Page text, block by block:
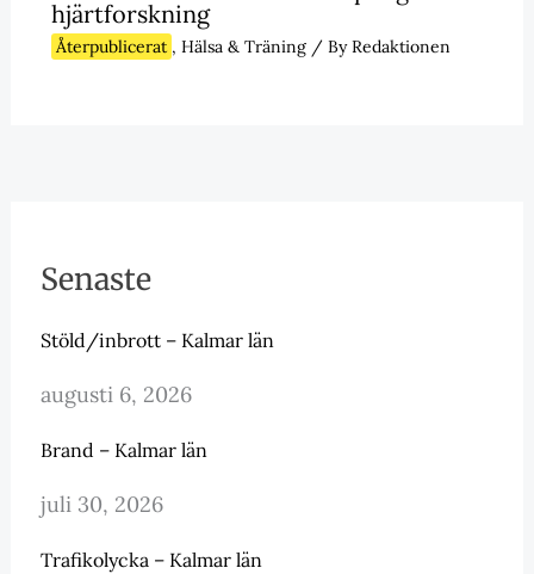
hjärtforskning
Återpublicerat , Hälsa & Träning/ ByRedaktionen
Senaste
Stöld/inbrott – Kalmar län
augusti 6, 2026
Brand – Kalmar län
juli 30, 2026
Trafikolycka – Kalmar län